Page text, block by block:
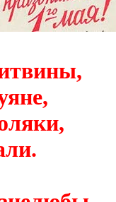
.